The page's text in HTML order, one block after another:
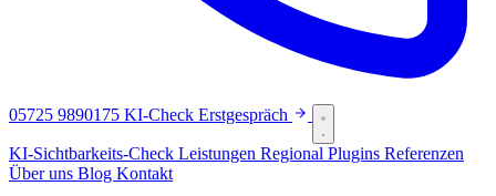
05725 9890175 KI-Check Erstgespräch
KI-Sichtbarkeits-Check Leistungen Regional Plugins Referenzen
Über uns Blog Kontakt